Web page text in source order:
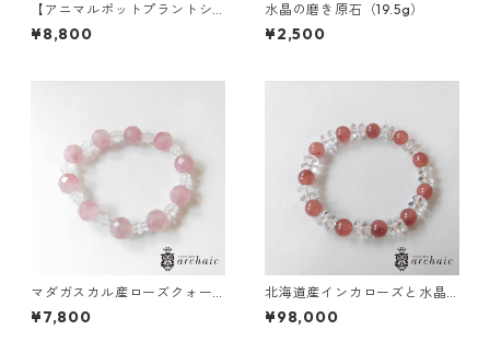
【アニマルポットプラントシ
リーズ】モンキー×セレウス×
丸サボテン
¥8,800
水晶の磨き原石（19.5g）
¥2,500
マダガスカル産ローズクォー
ツと水晶のブレスレット
¥7,800
北海道産インカローズと水晶
のブレスレット
¥98,000